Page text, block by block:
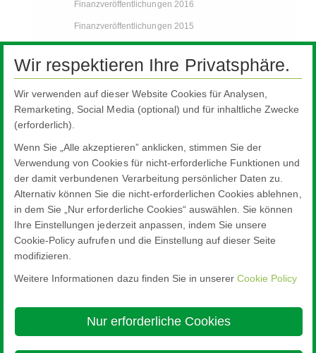
Finanzveröffentlichungen 2016
Finanzveröffentlichungen 2015
Finanzveröffentlichungen 2014
Finanzveröffentlichungen 2013
Archiv
Pilkington Holding GmbH
Zertifizierungen
Ansprechpartner
Adressen weltweit
Head Office - 3-5-27 Mita Minato-ku Tokyo
Wir respektieren Ihre Privatsphäre.
Wir verwenden auf dieser Website Cookies für Analysen,
Remarketing, Social Media (optional) und für inhaltliche Zwecke
(erforderlich).
Wenn Sie „Alle akzeptieren” anklicken, stimmen Sie der
Verwendung von Cookies für nicht-erforderliche Funktionen und
der damit verbundenen Verarbeitung persönlicher Daten zu.
Alternativ können Sie die nicht-erforderlichen Cookies ablehnen,
in dem Sie „Nur erforderliche Cookies“ auswählen. Sie können
Ihre Einstellungen jederzeit anpassen, indem Sie unsere
Cookie-Policy aufrufen und die Einstellung auf dieser Seite
modifizieren.
Weitere Informationen dazu finden Sie in unserer Cookie Policy
Nur erforderliche Cookies